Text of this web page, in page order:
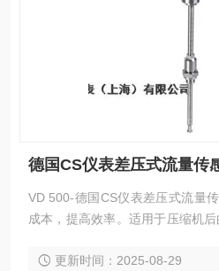
德国CS仪表差压式流量传
VD 500-德国CS仪表差压式流量
成本，提高效率。适用于压缩机
更新时间：2025-08-29